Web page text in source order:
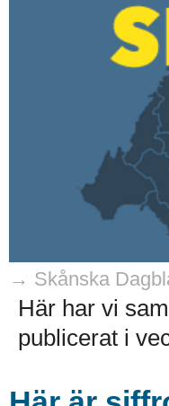
→ Skånska
Här har vi
publicerat i